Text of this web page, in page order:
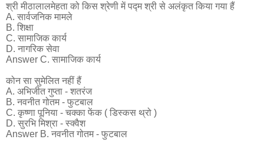
श्री मीठालालमेहता को किस श्रेणी में पद्म श्री से अलंकृत किया गया हैं
A. सार्वजनिक मामले
B. शिक्षा
C. सामाजिक कार्य
D. नागरिक सेवा
Answer C. सामाजिक कार्य
कोन सा सुमेलित नहीं हैं
A. अभिजीत गुप्ता - शतरंज
B. नवनीत गोतम - फुटबाल
C. कृष्णा पूनिया - चक्का फेंक ( डिस्कस थ्रो )
D. सुरभि मिश्रा - स्क्वैश
Answer B. नवनीत गोतम - फुटबाल